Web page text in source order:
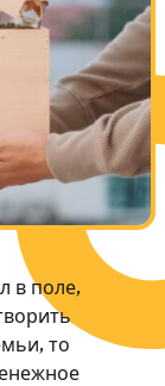
в поле,
то